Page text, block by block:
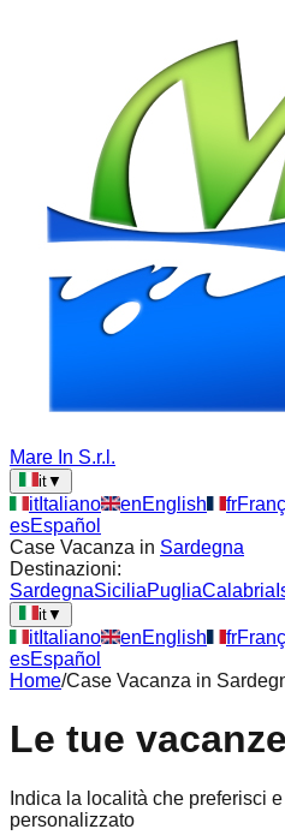
Mare In S.r.l.
it▼
itItaliano enEnglish fr
esEspañol
Case Vacanza in Sardegna
Destinazioni:
SardegnaSiciliaPugliaCalabria
it▼
itItaliano enEnglish fr
esEspañol
Home/Case Vacanza in
Le tue
Indica la località che preferisci
personalizzato